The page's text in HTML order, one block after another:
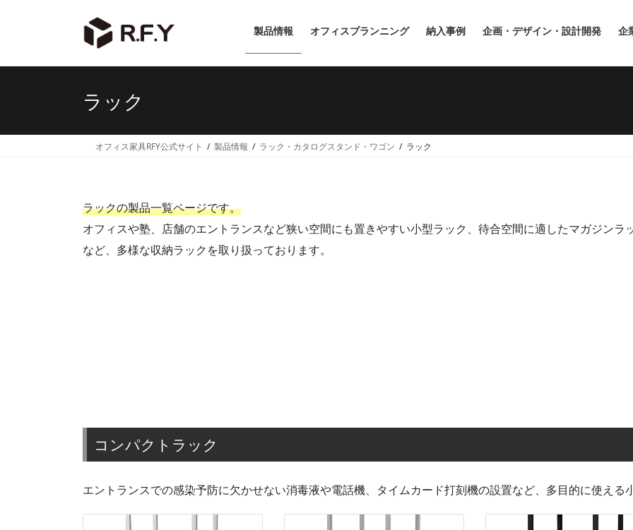
製品情報 オフィスプランニング 納入事例 企画・デザイン・設計開発 企
ラック
オフィス家具RFY公式サイト 製品情報 ラック・カタログスタンド・ワゴン ラック
ラックの製品一覧ページです。
オフィスや塾、店舗のエントランスなど狭い空間にも置きやすい小型ラック、待合空間に適したマガジンラ
など、多様な収納ラックを取り扱っております。
コンパクトラック
エントランスでの感染予防に欠かせない消毒液や電話機、タイムカード打刻機の設置など、多目的に使える